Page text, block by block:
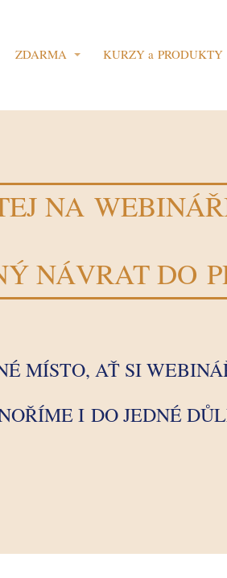
ZDARMA KURZY a PRODUKTY
NA
NÁVRAT DO
MÍSTO, AŤ SI
I DO JEDNÉ